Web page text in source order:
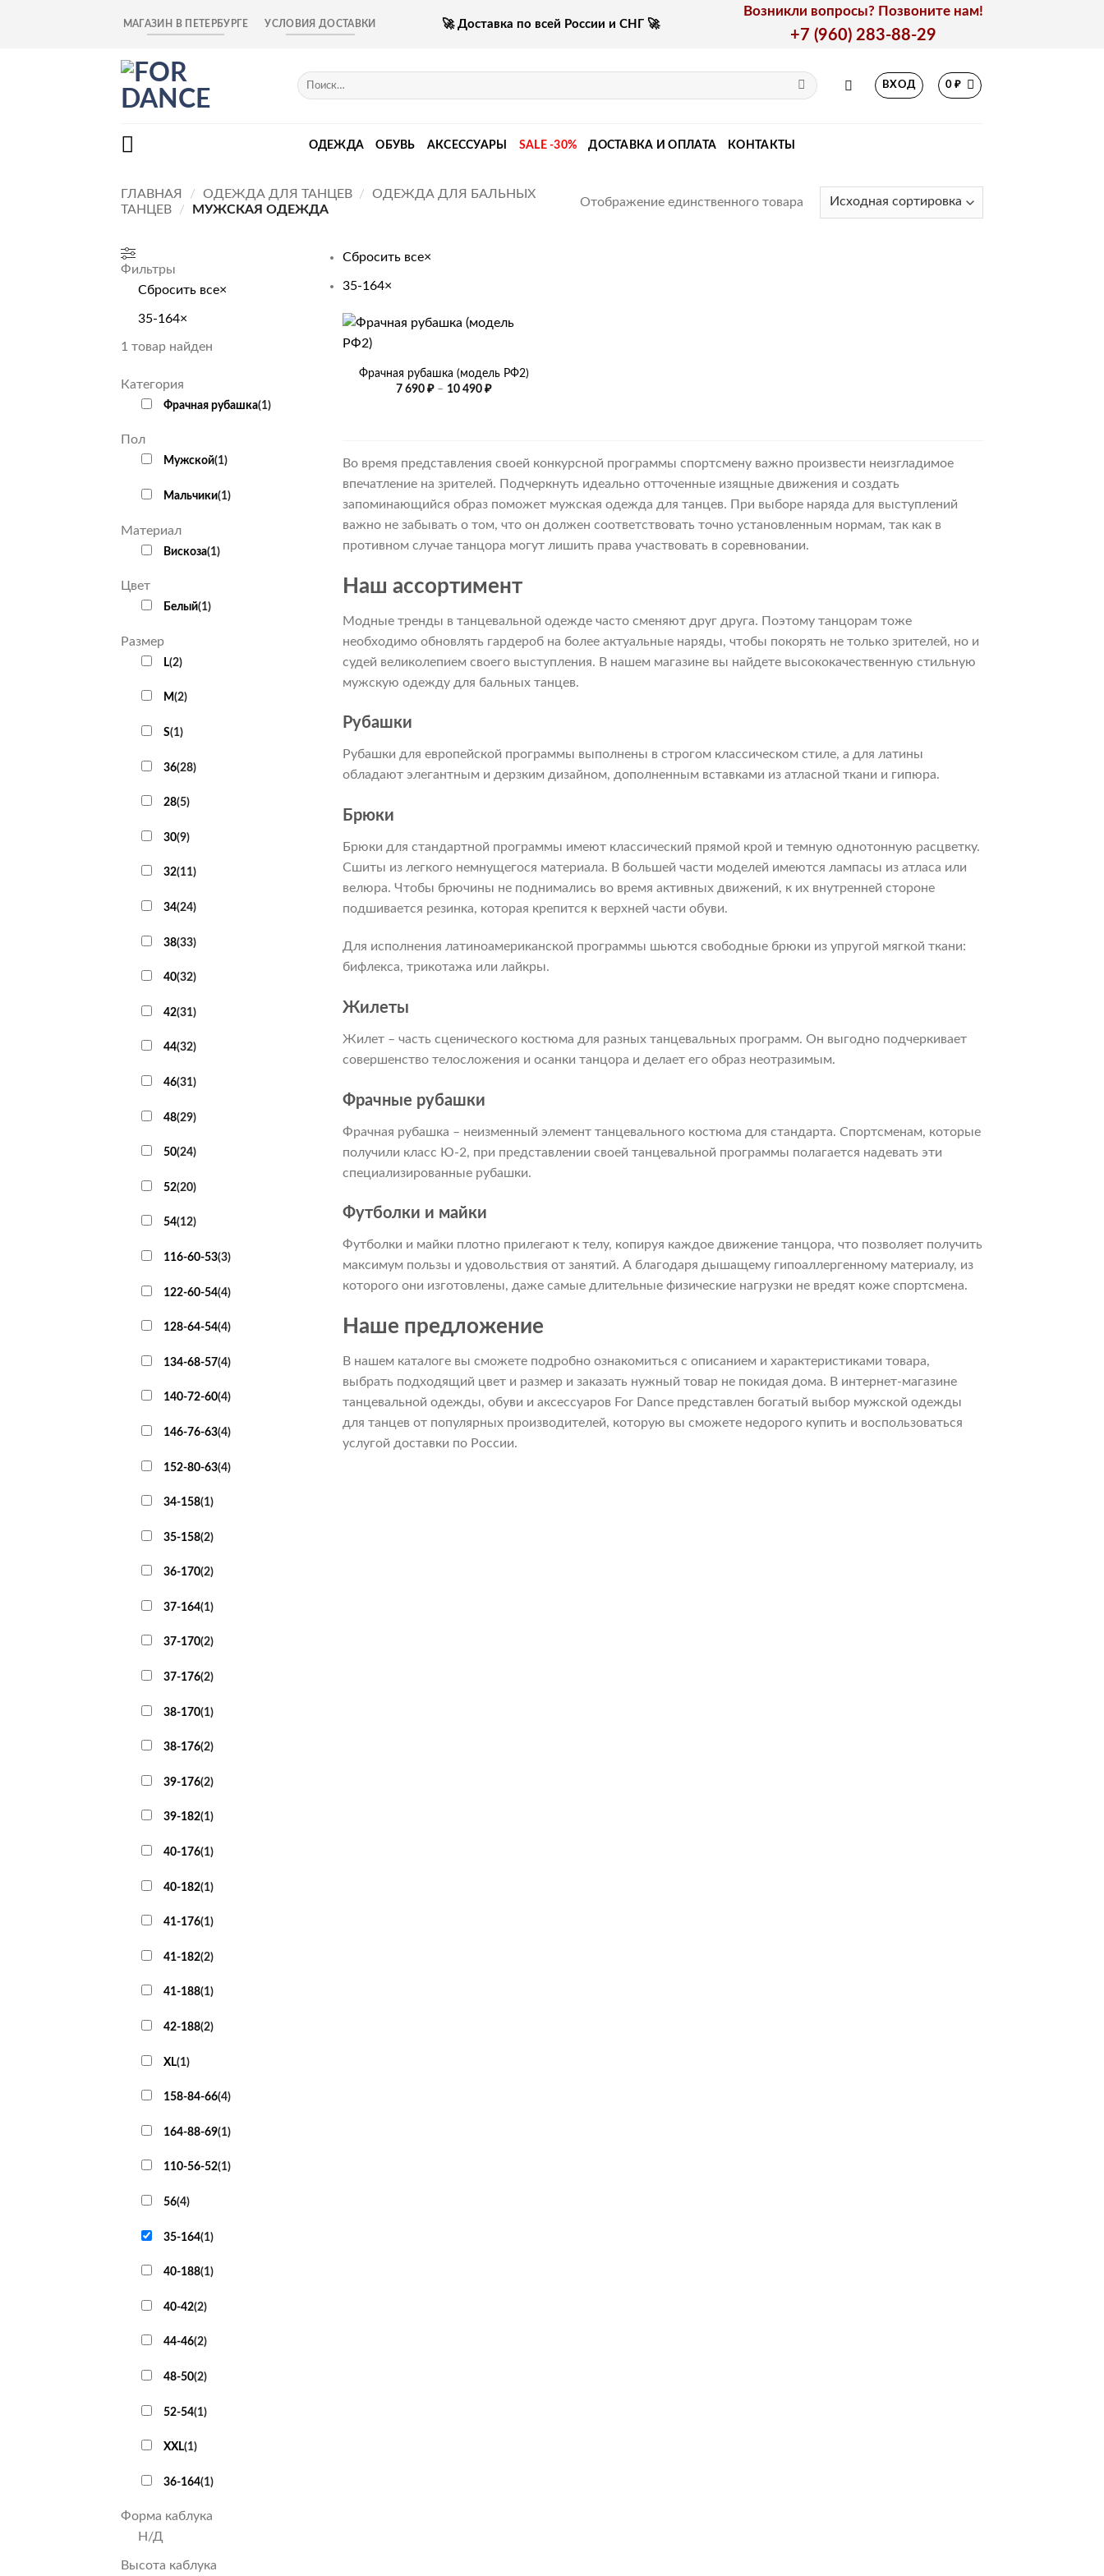
МАГАЗИН В ПЕТЕРБУРГЕ УСЛОВИЯ ДОСТАВКИ 🚀 Доставка по всей России и СНГ 🚀
Возникли вопросы? Позвоните нам!
+7 (960) 283-88-29
Искать:
ВХОД 0₽
ОДЕЖДА ОБУВЬ АКСЕССУАРЫ SALE -30% ДОСТАВКА И ОПЛАТА КОНТАКТЫ
ГЛАВНАЯ / ОДЕЖДА ДЛЯ ТАНЦЕВ /
ОДЕЖДА ДЛЯ БАЛЬНЫХ
ТАНЦЕВ
/ МУЖСКАЯ ОДЕЖДА
Отображение единственного товара
Фильтры
Сбросить все×
35-164×
1 товар найден
Категория
Фрачная рубашка(1)
Пол
Мужской(1)
Мальчики(1)
Материал
Вискоза(1)
Цвет
Белый(1)
Размер
L(2)
M(2)
S(1)
36(28)
28(5)
30(9)
32(11)
34(24)
38(33)
40(32)
42(31)
44(32)
46(31)
48(29)
50(24)
52(20)
54(12)
116-60-53(3)
122-60-54(4)
128-64-54(4)
134-68-57(4)
140-72-60(4)
146-76-63(4)
152-80-63(4)
34-158(1)
35-158(2)
36-170(2)
37-164(1)
37-170(2)
37-176(2)
38-170(1)
38-176(2)
39-176(2)
39-182(1)
40-176(1)
40-182(1)
41-176(1)
41-182(2)
41-188(1)
42-188(2)
XL(1)
158-84-66(4)
164-88-69(1)
110-56-52(1)
56(4)
35-164(1)
40-188(1)
40-42(2)
44-46(2)
48-50(2)
52-54(1)
XXL(1)
36-164(1)
Форма каблука
Н/Д
Высота каблука
Сбросить все×
35-164×
+
Фрачная рубашка (модель РФ2)
7 690₽ – 10 490₽Диапазон
Во время представления своей конкурсной программы спортсмену важно произвести неизгладимое
впечатление на зрителей. Подчеркнуть идеально отточенные изящные движения и создать
запоминающийся образ поможет мужская одежда для танцев. При выборе наряда для выступлений
важно не забывать о том, что он должен соответствовать точно установленным нормам, так как в
противном случае танцора могут лишить права участвовать в соревновании.
Наш ассортимент
Модные тренды в танцевальной одежде часто сменяют друг друга. Поэтому танцорам тоже
необходимо обновлять гардероб на более актуальные наряды, чтобы покорять не только зрителей, но и
судей великолепием своего выступления. В нашем магазине вы найдете высококачественную стильную
мужскую одежду для бальных танцев.
Рубашки
Рубашки для европейской программы выполнены в строгом классическом стиле, а для латины
обладают элегантным и дерзким дизайном, дополненным вставками из атласной ткани и гипюра.
Брюки
Брюки для стандартной программы имеют классический прямой крой и темную однотонную расцветку.
Сшиты из легкого немнущегося материала. В большей части моделей имеются лампасы из атласа или
велюра. Чтобы брючины не поднимались во время активных движений, к их внутренней стороне
подшивается резинка, которая крепится к верхней части обуви.
Для исполнения латиноамериканской программы шьются свободные брюки из упругой мягкой ткани:
бифлекса, трикотажа или лайкры.
Жилеты
Жилет – часть сценического костюма для разных танцевальных программ. Он выгодно подчеркивает
совершенство телосложения и осанки танцора и делает его образ неотразимым.
Фрачные рубашки
Фрачная рубашка – неизменный элемент танцевального костюма для стандарта. Спортсменам, которые
получили класс Ю-2, при представлении своей танцевальной программы полагается надевать эти
специализированные рубашки.
Футболки и майки
Футболки и майки плотно прилегают к телу, копируя каждое движение танцора, что позволяет получить
максимум пользы и удовольствия от занятий. А благодаря дышащему гипоаллергенному материалу, из
которого они изготовлены, даже самые длительные физические нагрузки не вредят коже спортсмена.
Наше предложение
В нашем каталоге вы сможете подробно ознакомиться с описанием и характеристиками товара,
выбрать подходящий цвет и размер и заказать нужный товар не покидая дома. В интернет-магазине
танцевальной одежды, обуви и аксессуаров For Dance представлен богатый выбор мужской одежды
для танцев от популярных производителей, которую вы сможете недорого купить и воспользоваться
услугой доставки по России.